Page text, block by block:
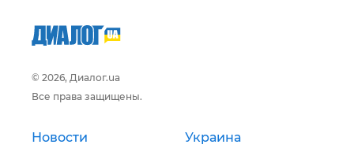
© 2026, Диалог.ua
Все права защищены.
Новости Украина